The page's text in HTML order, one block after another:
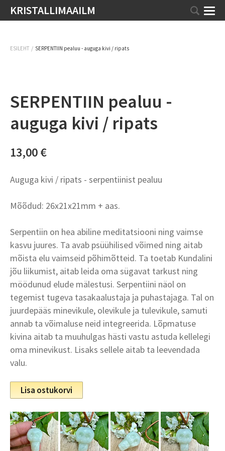
KRISTALLIMAAILM
ESILEHT / SERPENTIIN pealuu - auguga kivi / ripats
SERPENTIIN pealuu -
auguga kivi / ripats
13,00 €
Auguga kivi / ripats - serpentiinist pealuu
Mõõdud: 26x21x21mm + aas.
Serpentiin on hea abiline meditatsiooni ning vaimse
kasvu juures. Ta avab psüühilised võimed ning aitab
mõista elu vaimseid põhimõtteid. Ta toetab Kundalini
jõu liikumist, aitab leida oma sügavat tarkust ning
möödunud elude mälestusi. Serpentiini näol on
tegemist tugeva tasakaalustaja ja puhastajaga. Tal on
juurdepääs minevikule, olevikule ja tulevikule, samuti
annab ta võimaluse neid integreerida. Lõpmatuse
kivina aitab ta muuhulgas hästi vastu astuda kellelegi
oma minevikust. Lisaks sellele aitab ta leevendada
valu.
Lisa ostukorvi